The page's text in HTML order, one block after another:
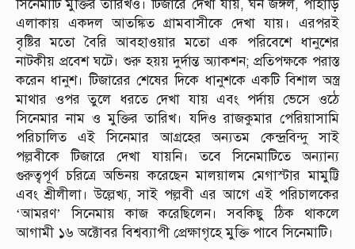
সিনেমাটি মুক্তির তারিখও। টিজারে দেখা যায়, ঘন জঙ্গল, পাহাড়ি
এলাকায় একদল আতঙ্কিত গ্রামবাসীকে দেখা যায়। এরপরই
বৃষ্টির মতো বৈরি আবহাওয়ার মতো এক পরিবেশে ধানুশের
নাটকীয় প্রবেশ ঘটে। শুরু হয়য় দুর্দান্ত অ্যাকশন; প্রতিপক্ষকে পরাস্ত
করেন ধানুশ। টিজারের শেষের দিকে ধানুশকে একটি বিশাল অস্ত্র
মাথার ওপর তুলে ধরতে দেখা যায় এবং পর্দায় ভেসে ওঠে
সিনেমার নাম ও মুক্তির তারিখ। যদিও রাজকুমার পেরিয়াসামি
পরিচালিত এই সিনেমার আগ্রহের অন্যতম কেন্দ্রবিন্দু সাই
পল্লবীকে টিজারে দেখা যায়নি। তবে সিনেমাটিতে অন্যান্য
গুরুত্বপূর্ণ চরিত্রে অভিনয় করেছেন মালয়ালম মেগাস্টার মামুট্টি
এবং শ্রীলীলা। উল্লেখ্য, সাই পল্লবী এর আগে এই পরিচালকের
‘আমরণ’ সিনেমায় কাজ করেছিলেন। সবকিছু ঠিক থাকলে
আগামী ১৬ অক্টোবর বিশ্বব্যাপী প্রেক্ষাগৃহে মুক্তি পাবে সিনেমাটি।